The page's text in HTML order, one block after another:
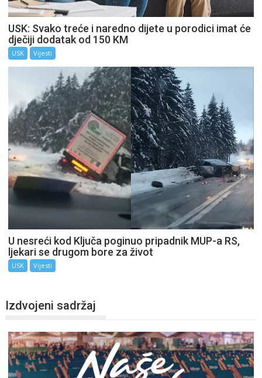
USK: Svako treće i naredno dijete u porodici imat će
dječiji dodatak od 150 KM
USK Vijesti
U nesreći kod Ključa poginuo pripadnik MUP-a RS,
ljekari se drugom bore za život
USK Vijesti
Izdvojeni sadržaj